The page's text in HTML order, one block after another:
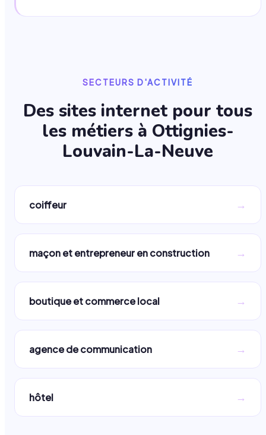
SECTEURS D'ACTIVITÉ
Des sites internet pour tous
les métiers à Ottignies-
Louvain-La-Neuve
coiffeur →
maçon et entrepreneur en construction →
boutique et commerce local →
agence de communication →
hôtel →